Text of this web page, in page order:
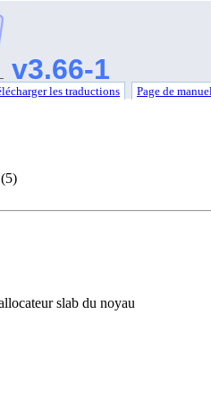
v3.66-1
les traductions Page de
slab du noyau